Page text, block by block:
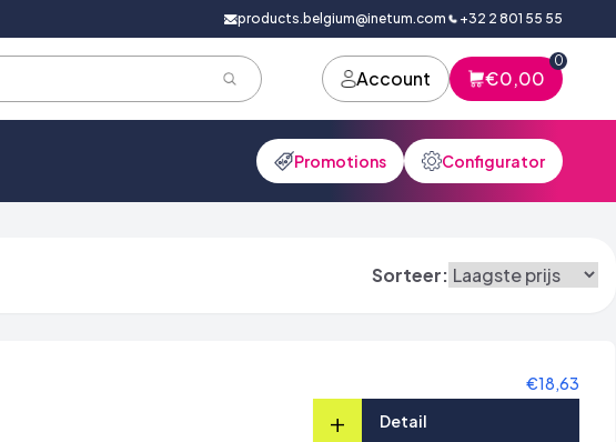
products.belgium@inetum.com +32 2 801 55 55
Account €0,00
0
Promotions Configurator
Sorteer:
€18,63
+ Detail